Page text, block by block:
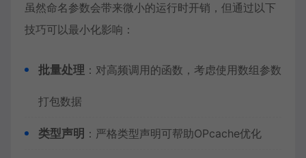
虽然命名参数会带来微小的运行时开销，但通过以下
技巧可以最小化影响：
批量处理 ：对高频调用的函数，考虑使用数组参数
打包数据
类型声明 ：严格类型声明可帮助OPcache优化